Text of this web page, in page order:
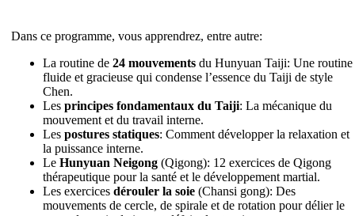
Dans ce programme, vous apprendrez, entre autre:
La routine de24 mouvements du Hunyuan Taiji: Une routine
fluide et gracieuse qui condense l’essence du Taiji de style
Chen.
Lesprincipes fondamentaux du Taiji: La mécanique du
mouvement et du travail interne.
Lespostures statiques: Comment développer la relaxation et
la puissance interne.
LeHunyuan Neigong (Qigong): 12 exercices de Qigong
thérapeutique pour la santé et le développement martial.
Les exercicesdérouler la soie (Chansi gong): Des
mouvements de cercle, de spirale et de rotation pour délier le